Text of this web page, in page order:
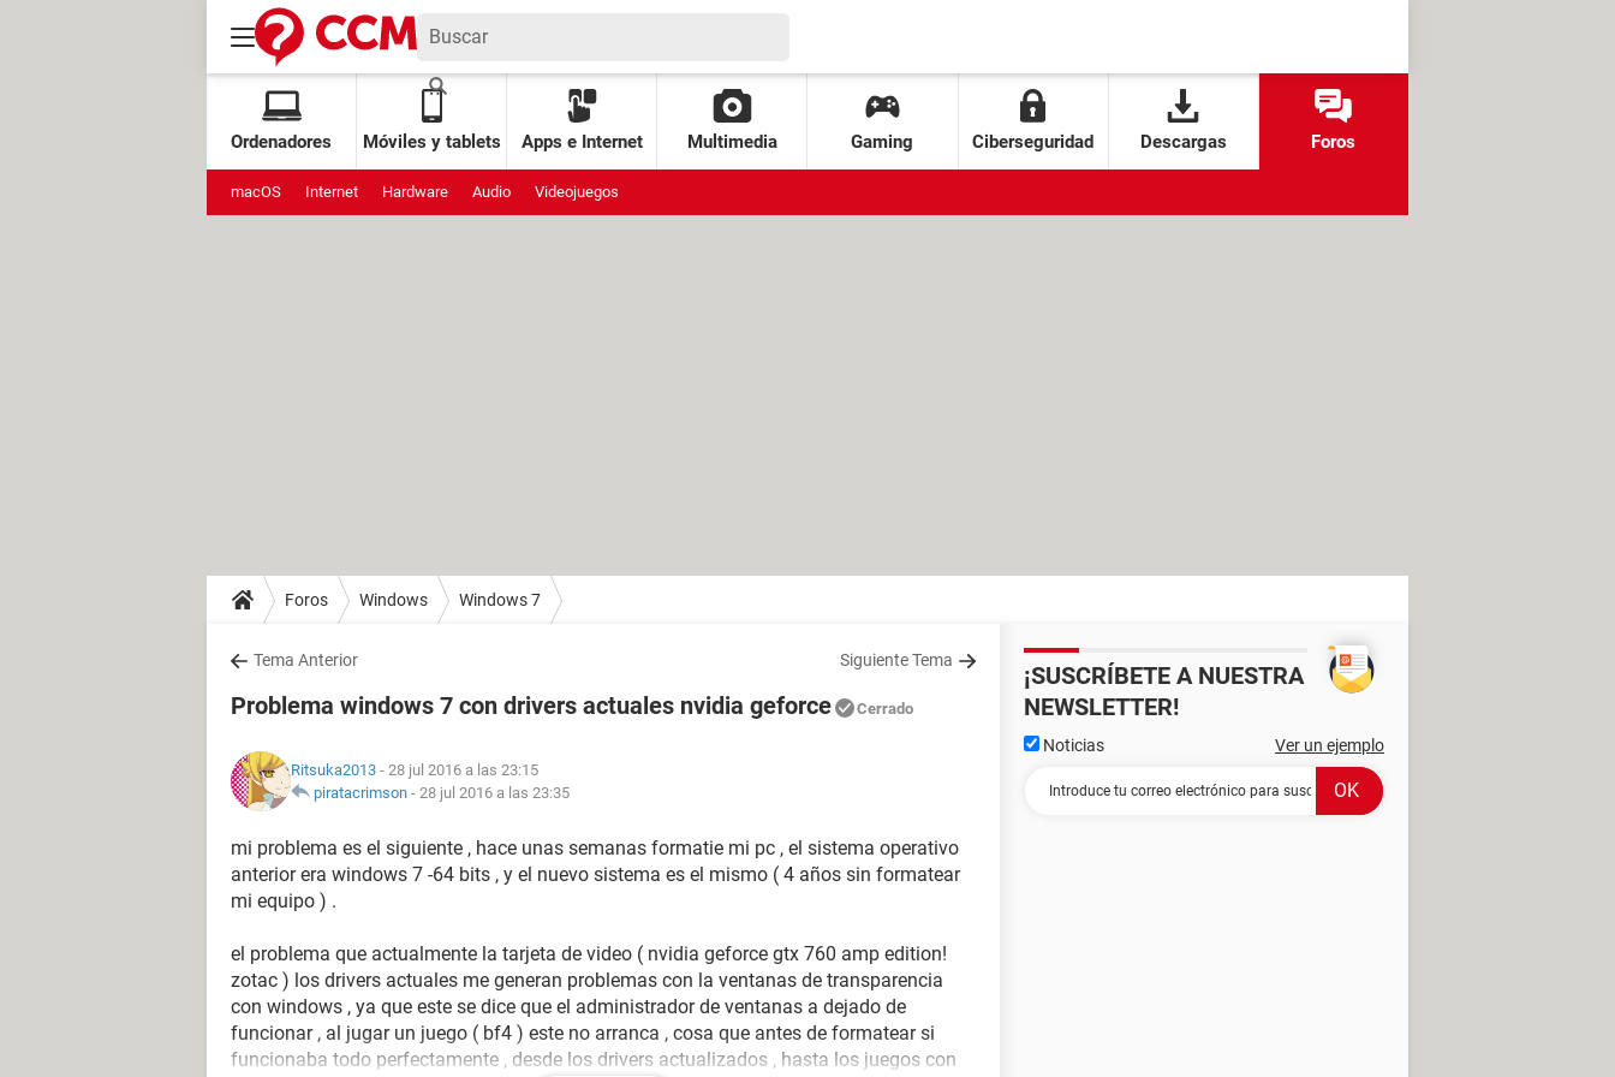
Ordenadores Móviles y tablets Apps e Internet Multimedia Gaming Ciberseguridad Descargas Foros
macOS Internet Hardware Audio Videojuegos
Foros Windows Windows 7
Tema Anterior Siguiente Tema
Problema windows 7 con drivers actuales nvidia geforce Cerrado
Ritsuka2013 - 28 jul 2016 a las 23:15
piratacrimson - 28 jul 2016 a las 23:35
mi problema es el siguiente , hace unas semanas formatie mi pc , el sistema operativo
anterior era windows 7 -64 bits , y el nuevo sistema es el mismo ( 4 años sin formatear
mi equipo ) .
el problema que actualmente la tarjeta de video ( nvidia geforce gtx 760 amp edition!
zotac ) los drivers actuales me generan problemas con la ventanas de transparencia
con windows , ya que este se dice que el administrador de ventanas a dejado de
funcionar , al jugar un juego ( bf4 ) este no arranca , cosa que antes de formatear si
funcionaba todo perfectamente , desde los drivers actualizados , hasta los juegos con
¡SUSCRÍBETE A NUESTRA
NEWSLETTER!
Noticias Ver un ejemplo